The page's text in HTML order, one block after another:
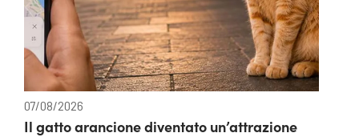
07/08/2026
Il gatto arancione diventato un’attrazione